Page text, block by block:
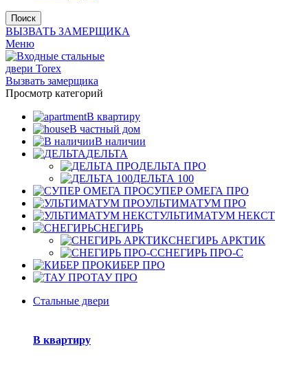
Поиск
ВЫЗВАТЬ ЗАМЕРЩИКА
Меню
Вызвать замерщика
Просмотр категорий
В квартиру
В частный дом
В наличии
ДЕЛЬТА
ДЕЛЬТА ПРО
ДЕЛЬТА 100
СУПЕР ОМЕГА ПРО
УЛЬТИМАТУМ ПРО
УЛЬТИМАТУМ НЕКСТ
СНЕГИРЬ
СНЕГИРЬ АРКТИК
СНЕГИРЬ ПРО-С
КИБЕР ПРО
ТАУ ПРО
Стальные двери
В квартиру